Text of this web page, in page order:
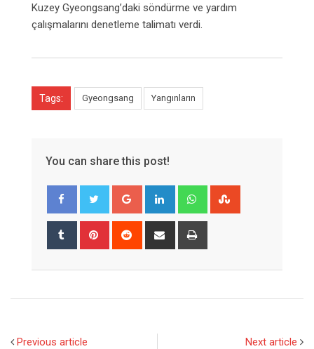
Kuzey Gyeongsang’daki söndürme ve yardım
çalışmalarını denetleme talimatı verdi.
Tags: Gyeongsang Yangınların
You can share this post!
Google+ LinkedIn Whatsapp
Tumblr Pinterest Reddit
Share
Previous article Next article